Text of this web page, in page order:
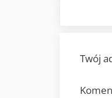
Twój